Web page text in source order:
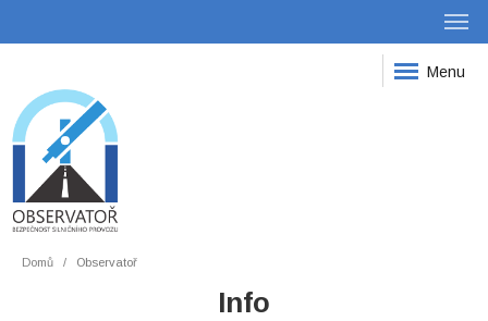
Menu
Domů Observatoř
Info